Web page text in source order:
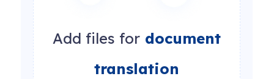
Add files for document
translation